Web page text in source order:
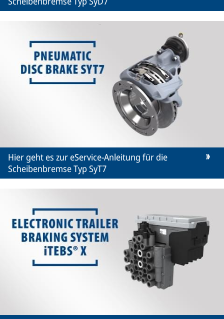
Hier geht es zur eService-Anleitung für die
Scheibenbremse Typ SyT7